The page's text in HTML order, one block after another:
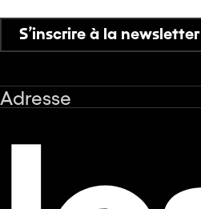
S’inscrire à la newsletter
Adresse